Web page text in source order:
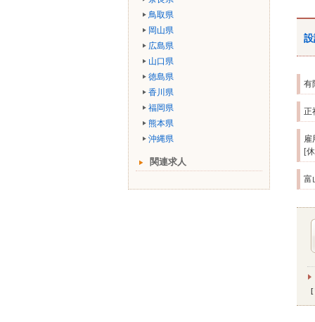
鳥取県
岡山県
広島県
山口県
徳島県
香川県
福岡県
熊本県
沖縄県
関連求人
設
有
正
雇
[
富